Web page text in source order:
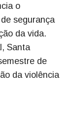
o
segurança
da vida.
Santa
de
da violência